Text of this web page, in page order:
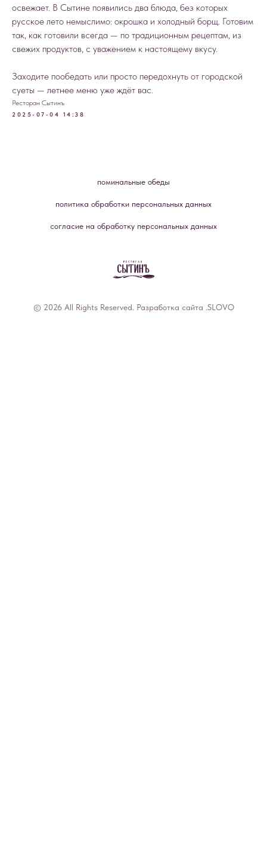
освежает. В Сытине появились два блюда, без которых
русское лето немыслимо: окрошка и холодный борщ. Готовим
так, как готовили всегда — по традиционным рецептам, из
свежих продуктов, с уважением к настоящему вкусу.
Заходите пообедать или просто передохнуть от городской
суеты — летнее меню уже ждёт вас.
Ресторан Сытинъ
2025-07-04 14:38
поминальные обеды
политика обработки персональных данных
согласие на обработку персональных данных
© 2026 All Rights Reserved. Разработка сайта .SLOVO